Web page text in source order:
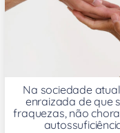
Na sociedade
enraizada de que
fraquezas, não